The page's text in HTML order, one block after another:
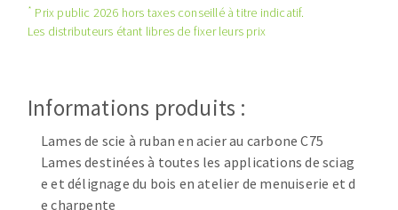
TRAITEMENT DE SURFACE
Disque intissé
Roues à lamelles
Meules sur tige
Brosses
NETTOYAGE
* Prix public 2026 hors taxes conseillé à titre indicatif.
Les distributeurs étant libres de fixer leurs prix
Informations produits :
Lames de scie à ruban en acier au carbone C75
Lames destinées à toutes les applications de sciag
e et délignage du bois en atelier de menuiserie et d
e charpente